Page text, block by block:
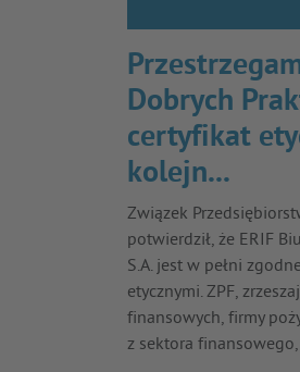
Dobrych
certyfikat
kolejn...
Związek
potwierdził, że ERIF
S.A. jest w pełni
etycznymi. ZPF,
finansowych, firmy
z sektora